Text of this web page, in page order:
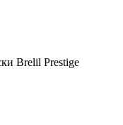
Brelil Prestige